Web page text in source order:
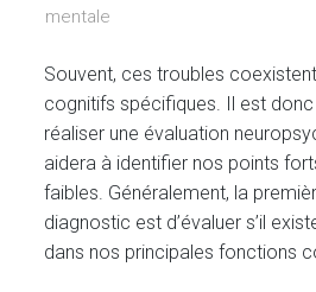
mentale
Souvent, ces troubles
cognitifs spécifiques. Il est
réaliser une évaluation
aidera à identifier nos points
faibles. Généralement, la
diagnostic est d’évaluer s’il
dans nos principales fonctions